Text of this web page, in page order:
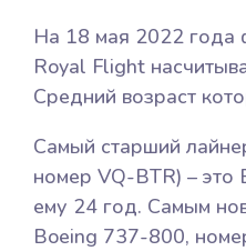
На 18 мая 2022 года
Royal Flight
Средний возраст
Самый старший
номер VQ-BTR) –
ему 24 год. Самым
Boeing 737-800,